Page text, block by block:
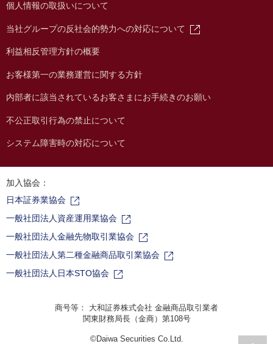
個人情報の取扱いについて
当社グループの反社会的勢力への対応について
利益相反管理方針の概要
お客様第一の業務運営に関する方針
内部者に該当されているお客さまにお手続きのお願い
不公正取引行為の禁止について
システム障害時の対応について
加入協会：
日本証券業協会
一般社団法人資産運用業協会
一般社団法人金融先物取引業協会
一般社団法人第二種金融商品取引業協会
一般社団法人日本STO協会
商号等： 大和証券株式会社 金融商品取引業者
関東財務局長（金商）第108号
©Daiwa Securities Co.Ltd.